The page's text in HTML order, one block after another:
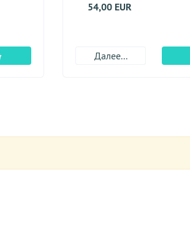
Добавить в корзину
54,00 EUR
Далее...